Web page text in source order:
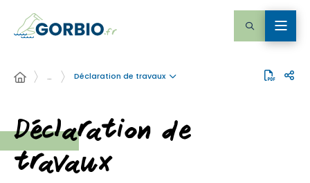
… Déclaration de travaux
Déclaration de
travaux